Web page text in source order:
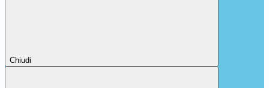
Chiudi